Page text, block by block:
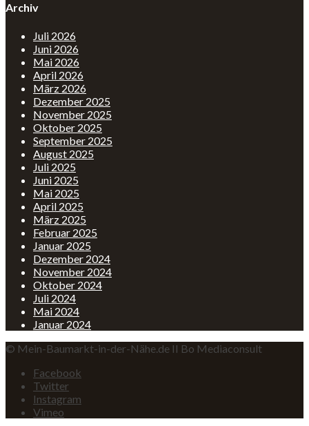
Archiv
Juli 2026
Juni 2026
Mai 2026
April 2026
März 2026
Dezember 2025
November 2025
Oktober 2025
September 2025
August 2025
Juli 2025
Juni 2025
Mai 2025
April 2025
März 2025
Februar 2025
Januar 2025
Dezember 2024
November 2024
Oktober 2024
Juli 2024
Mai 2024
Januar 2024
© Mein-Baumarkt-in-der-Nähe.de II Bo Mediaconsult
Facebook
Twitter
Instagram
Vimeo